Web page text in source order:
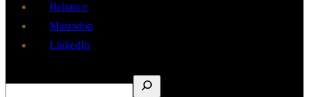
Behance
Mastodon
LinkedIn